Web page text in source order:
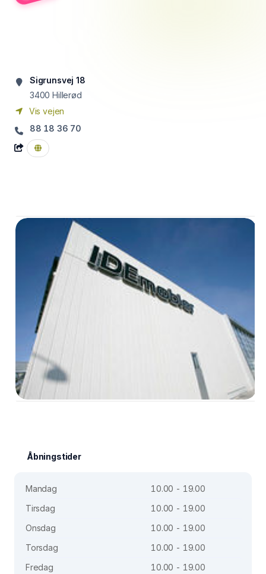
Sigrunsvej 18
3400 Hillerød
Vis vejen
88 18 36 70
Åbningstider
Mandag
10.00 - 19.00
Tirsdag
10.00 - 19.00
Onsdag
10.00 - 19.00
Torsdag
10.00 - 19.00
Fredag
10.00 - 19.00